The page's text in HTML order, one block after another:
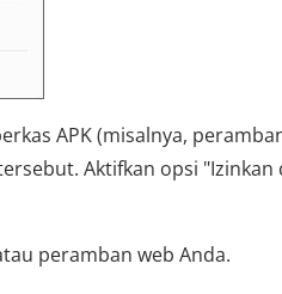
APK (misalnya,
Aktifkan opsi "Izinkan
peramban web Anda.